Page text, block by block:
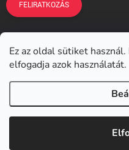
Ez az oldal sütiket
elfogadja azok használatát.
FELIRATKOZÁS
Earplugs.cz Earplugs.sk
Earplugs.at